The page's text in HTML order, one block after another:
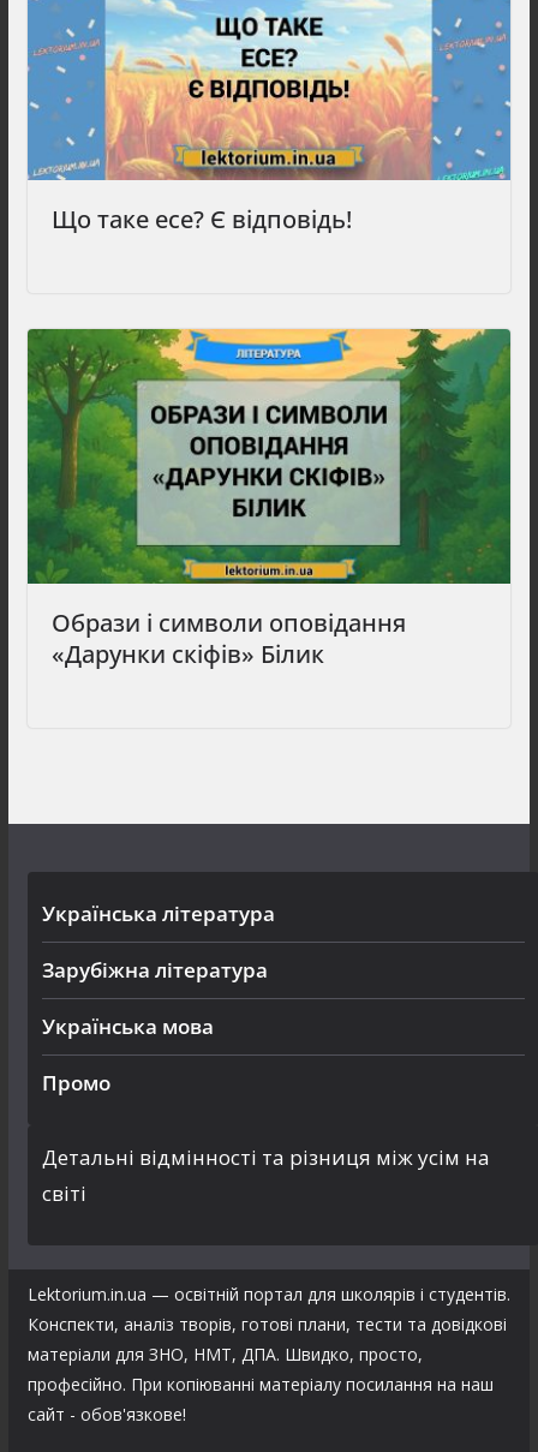
Що таке есе? Є відповідь!
Образи і символи оповідання
«Дарунки скіфів» Білик
Українська література
Зарубіжна література
Українська мова
Промо
Детальні відмінності та різниця між усім на
світі
Lektorium.in.ua — освітній портал для школярів і студентів.
Конспекти, аналіз творів, готові плани, тести та довідкові
матеріали для ЗНО, НМТ, ДПА. Швидко, просто,
професійно. При копіюванні матеріалу посилання на наш
сайт - обов'язкове!